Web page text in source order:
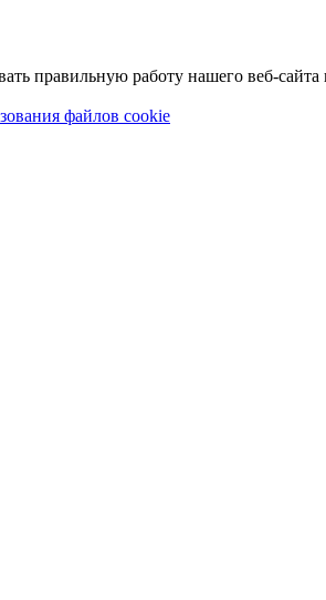
правильную работу нашего веб-сайта
файлов cookie